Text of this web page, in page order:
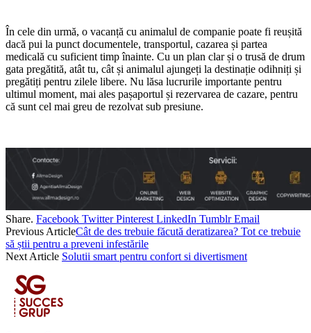
În cele din urmă, o vacanță cu animalul de companie poate fi reușită
dacă pui la punct documentele, transportul, cazarea și partea
medicală cu suficient timp înainte. Cu un plan clar și o trusă de drum
gata pregătită, atât tu, cât și animalul ajungeți la destinație odihniți și
pregătiți pentru zilele libere. Nu lăsa lucrurile importante pentru
ultimul moment, mai ales pașaportul și rezervarea de cazare, pentru
că sunt cel mai greu de rezolvat sub presiune.
Share. Facebook Twitter Pinterest LinkedIn Tumblr Email
Previous ArticleCât de des trebuie făcută deratizarea? Tot ce trebuie
să știi pentru a preveni infestările
Next Article Solutii smart pentru confort si divertisment